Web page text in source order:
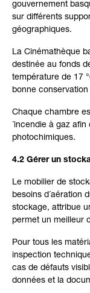
gouvernement
sur différents
géographiques.
La Cinémathèque
destinée au fonds
température de 17
bonne conservation
Chaque chambre
´incendie à gaz
photochimiques.
4.2 Gérer un
Le mobilier de
besoins d´aération
stockage, attribue
permet un meilleur
Pour tous les
inspection
cas de défauts
données et la